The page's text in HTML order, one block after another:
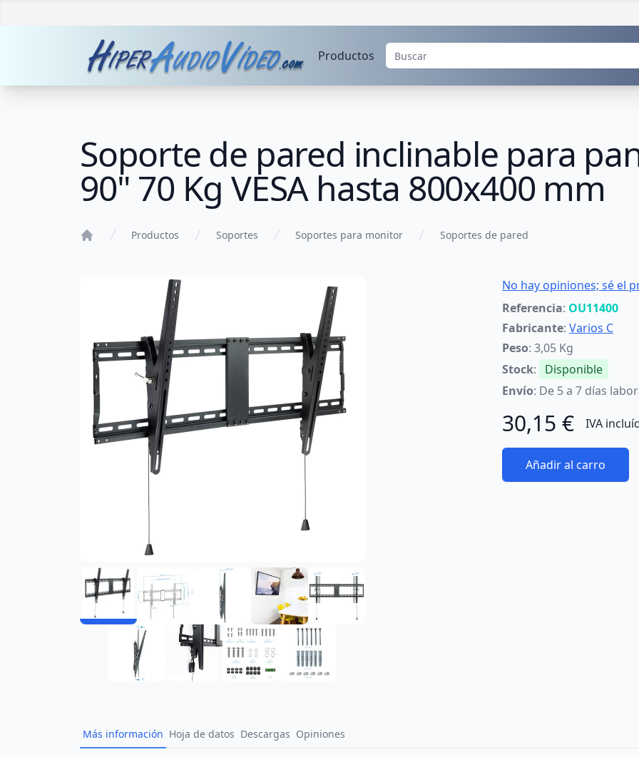
Productos
Soporte de pared inclinable para
90" 70 Kg VESA hasta 800x400 mm
Productos Soportes Soportes para monitor Soportes de pared
No hay opiniones; sé el
Referencia: OU11400
Fabricante: Varios C
Peso: 3,05 Kg
Stock:
Disponible
Envío: De 5 a 7 días
30,15 € IVA
Añadir al carro
Más información Hoja de datos Descargas Opiniones